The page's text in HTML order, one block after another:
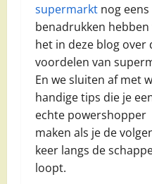
supermarkt nog
benadrukken hebben
het in deze blog over
voordelen van
En we sluiten af met
handige tips die je
echte powershopper
maken als je de
keer langs de
loopt.